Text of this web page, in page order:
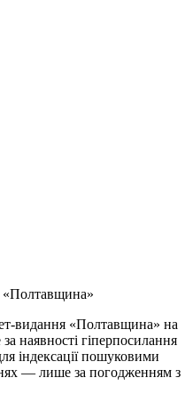
«Полтавщина»
видання «Полтавщина» на
наявності гіперпосилання
індексації пошуковими
— лише за погодженням з